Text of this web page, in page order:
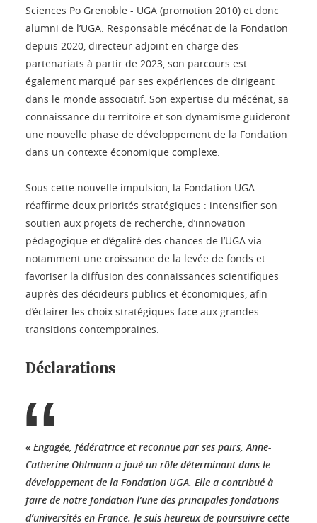
Sciences Po Grenoble - UGA (promotion 2010) et donc
alumni de l’UGA. Responsable mécénat de la Fondation
depuis 2020, directeur adjoint en charge des
partenariats à partir de 2023, son parcours est
également marqué par ses expériences de dirigeant
dans le monde associatif. Son expertise du mécénat, sa
connaissance du territoire et son dynamisme guideront
une nouvelle phase de développement de la Fondation
dans un contexte économique complexe.
Sous cette nouvelle impulsion, la Fondation UGA
réaffirme deux priorités stratégiques : intensifier son
soutien aux projets de recherche, d’innovation
pédagogique et d’égalité des chances de l’UGA via
notamment une croissance de la levée de fonds et
favoriser la diffusion des connaissances scientifiques
auprès des décideurs publics et économiques, afin
d’éclairer les choix stratégiques face aux grandes
transitions contemporaines.
Déclarations
« Engagée, fédératrice et reconnue par ses pairs, Anne-
Catherine Ohlmann a joué un rôle déterminant dans le
développement de la Fondation UGA. Elle a contribué à
faire de notre fondation l’une des principales fondations
d’universités en France. Je suis heureux de poursuivre cette